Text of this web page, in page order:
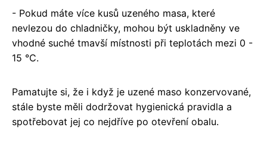
- Pokud máte více kusů uzeného masa, které
nevlezou do chladničky, mohou být uskladněny ve
vhodné suché tmavší místnosti při teplotách mezi 0 -
15 °C.
Pamatujte si, že i když je uzené maso konzervované,
stále byste měli dodržovat hygienická pravidla a
spotřebovat jej co nejdříve po otevření obalu.